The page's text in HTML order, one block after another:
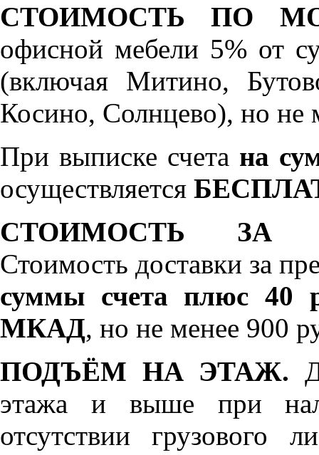
СТОИМОСТЬ ПО
офисной мебели 5% от
(включая Митино,
Косино, Солнцево), но не
При выписке счета на
осуществляется
СТОИМОСТЬ ЗА
Стоимость доставки за
суммы счета плюс 40
МКАД, но не менее 900
ПОДЪЁМ НА ЭТАЖ.
этажа и выше при
отсутствии грузового